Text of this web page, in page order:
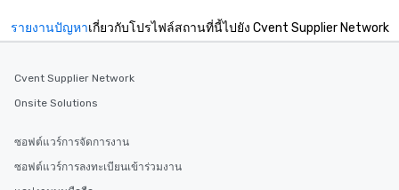
รายงานปัญหาเกี่ยวกับโปรไฟล์สถานที่นี้ไปยัง Cvent Supplier Network
Cvent Supplier Network
Onsite Solutions
ซอฟต์แวร์การจัดการงาน
ซอฟต์แวร์การลงทะเบียนเข้าร่วมงาน